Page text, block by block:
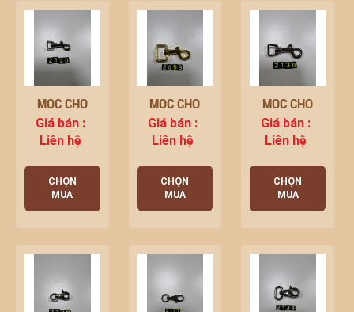
MÓC CHÓ
Giá bán :
Liên hệ
CHỌN
MUA
MÓC CHÓ
Giá bán :
Liên hệ
CHỌN
MUA
MÓC CHÓ
Giá bán :
Liên hệ
CHỌN
MUA